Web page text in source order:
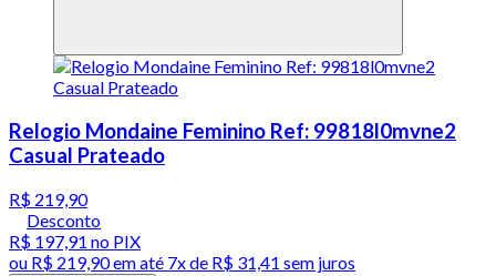
Relogio Mondaine Feminino Ref: 99818l0mvne2
Casual Prateado
R$ 219,90
Desconto
R$ 197,91 no PIX
ou R$ 219,90em até 7x de R$ 31,41 sem juros